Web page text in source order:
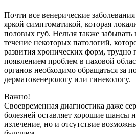
Почти все венерические
яркой симптоматикой, которая
половых губ. Нельзя также
течение некоторых патологий,
развития хронических форм,
появлением проблем в паховой
органов необходимо обращаться за
дерматовенерологу или гинекологу.
Важно!
Своевременная диагностика даже
болезней оставляет хорошие шансы
излечение, но и отсутствие